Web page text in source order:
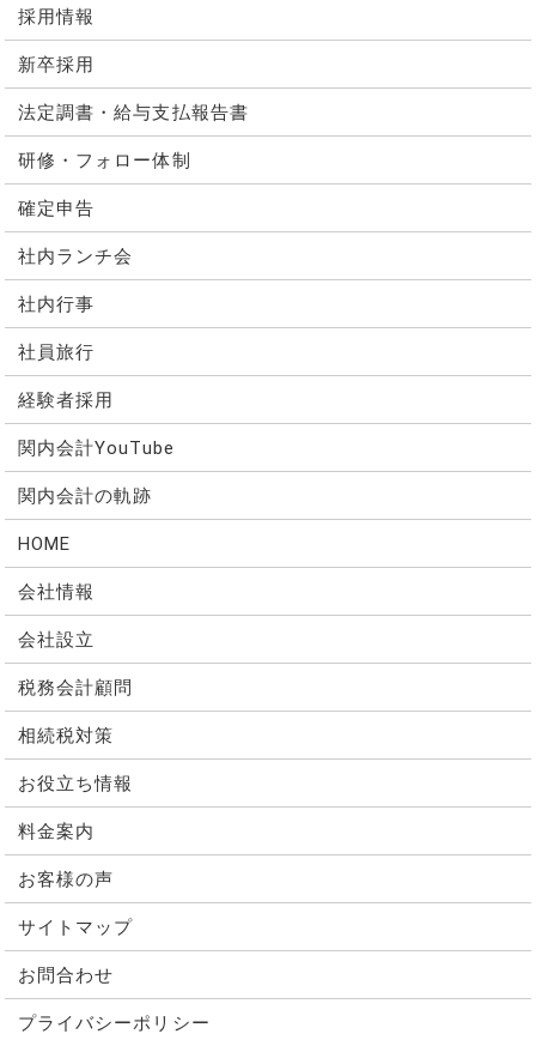
採用情報
新卒採用
法定調書・給与支払報告書
研修・フォロー体制
確定申告
社内ランチ会
社内行事
社員旅行
経験者採用
関内会計YouTube
関内会計の軌跡
HOME
会社情報
会社設立
税務会計顧問
相続税対策
お役立ち情報
料金案内
お客様の声
サイトマップ
お問合わせ
プライバシーポリシー